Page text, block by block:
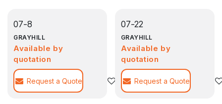
07-8
GRAYHILL
Available by
quotation
Request a Quote Agregar a la lista de deseos
07-22
GRAYHILL
Available by
quotation
Request a Quote